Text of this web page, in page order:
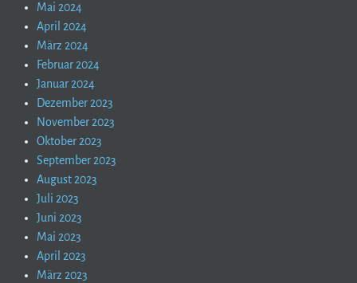
Mai 2024
April 2024
März 2024
Februar 2024
Januar 2024
Dezember 2023
November 2023
Oktober 2023
September 2023
August 2023
Juli 2023
Juni 2023
Mai 2023
April 2023
März 2023